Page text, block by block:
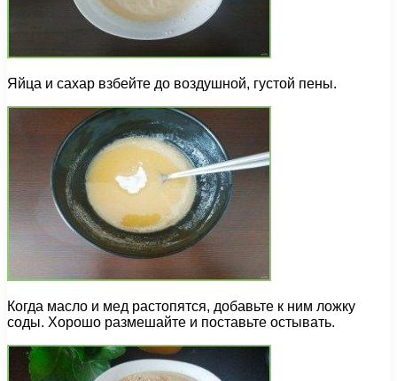
Яйца и сахар взбейте до воздушной, густой пены.
Когда масло и мед растопятся, добавьте к ним ложку
соды. Хорошо размешайте и поставьте остывать.